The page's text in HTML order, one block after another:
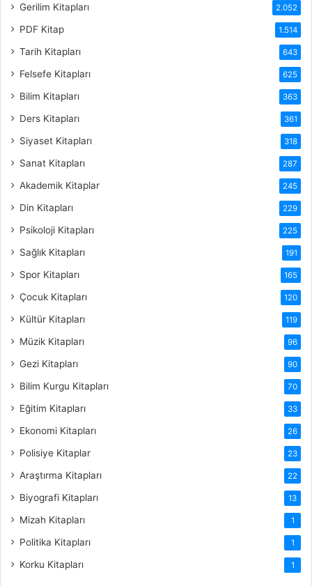
Gerilim Kitapları 2.052
PDF Kitap 1.514
Tarih Kitapları 643
Felsefe Kitapları 625
Bilim Kitapları 363
Ders Kitapları 361
Siyaset Kitapları 318
Sanat Kitapları 287
Akademik Kitaplar 245
Din Kitapları 229
Psikoloji Kitapları 225
Sağlık Kitapları 191
Spor Kitapları 165
Çocuk Kitapları 120
Kültür Kitapları 119
Müzik Kitapları 96
Gezi Kitapları 90
Bilim Kurgu Kitapları 70
Eğitim Kitapları 33
Ekonomi Kitapları 26
Polisiye Kitaplar 23
Araştırma Kitapları 22
Biyografi Kitapları 13
Mizah Kitapları 1
Politika Kitapları 1
Korku Kitapları 1